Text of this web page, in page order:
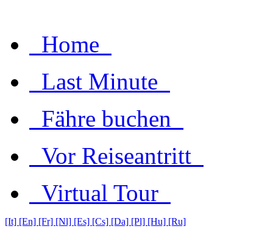
Home
Last Minute
Fähre buchen
Vor Reiseantritt
Virtual Tour
[It] [En] [Fr] [Nl] [Es] [Cs] [Da] [Pl] [Hu] [Ru]